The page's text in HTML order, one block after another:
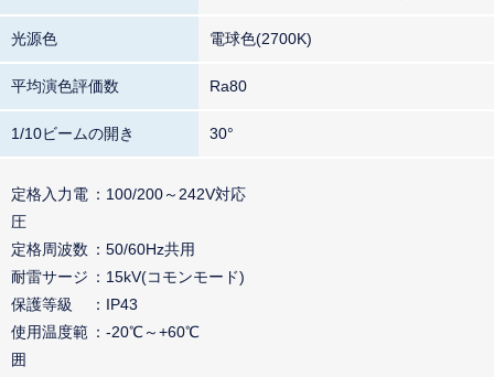
光源色 電球色(2700K)
平均演色評価数 Ra80
1/10ビームの開き 30°
定格入力電
圧
100/200～242V対応
定格周波数
50/60Hz共用
耐雷サージ
15kV(コモンモード)
保護等級
IP43
使用温度範
囲
-20℃～+60℃